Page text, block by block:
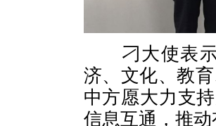
刁大使表示
济、文化、教
中方愿大力支
信息互通，推